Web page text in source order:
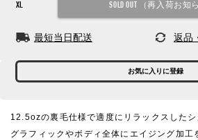
XL
最短当日配送 返品
お気に入りに登録
12.5ozの裏毛仕様で適度にリラックスしたシ
グラフィックやボディ全体にエイジング加工